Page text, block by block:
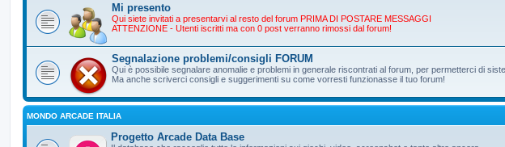
Mi presento
Qui siete invitati a presentarvi al resto del forum PRIMA DI POSTARE MESSAGGI
ATTENZIONE - Utenti iscritti ma con 0 post verranno rimossi dal forum!
Segnalazione problemi/consigli FORUM
Qui è possibile segnalare anomalie e problemi in generale riscontrati al forum, per permetterci di
Ma anche scriverci consigli e suggerimenti su come vorresti funzionasse il tuo forum!
MONDO ARCADE ITALIA
Progetto Arcade Data Base